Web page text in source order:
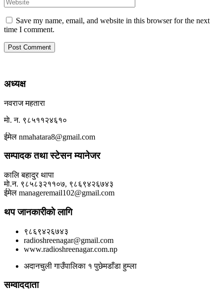
Save my name, email, and website in this browser for the next
time I comment.
अध्यक्ष
नवराज महतारा
माे. न. ९८५११२४६१०
ईमेल nmahatara8@gmail.com
सम्पादक तथा स्टेसन म्यानेजर
कालि बहादुर थापा
माे.न. ९८५८३२११०७, ९८६९४२६७४३
ईमेल manageremail102@gmail.com
थप जानकारीकाे लागि
९८६९४२६७४३
radioshreenagar@gmail.com
www.radioshreenagar.com.np
अदानचुली गाउँपालिका १ पुछेमडाँडा हुम्ला
सम्वाददाता